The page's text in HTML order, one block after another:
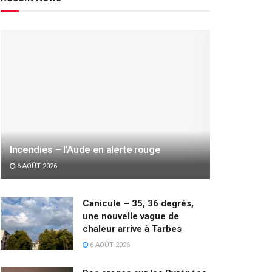
Incendies – l’Aude en alerte rouge
6 AOÛT 2026
Canicule – 35, 36 degrés,
une nouvelle vague de
chaleur arrive à Tarbes
6 AOÛT 2026